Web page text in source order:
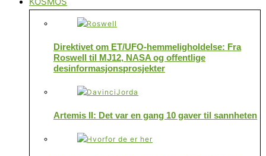
Direktivet om ET/UFO-hemmeligholdelse: Fra
Roswell til MJ12, NASA og offentlige
desinformasjonsprosjekter
Artemis II: Det var en gang 10 gaver til sannheten